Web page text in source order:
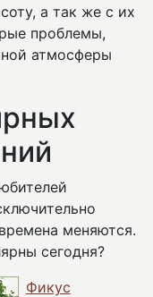
а так же с их
проблемы,
атмосферы
меняются.
сегодня?
Фикус